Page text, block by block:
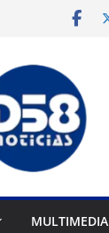
MULTIMEDIA